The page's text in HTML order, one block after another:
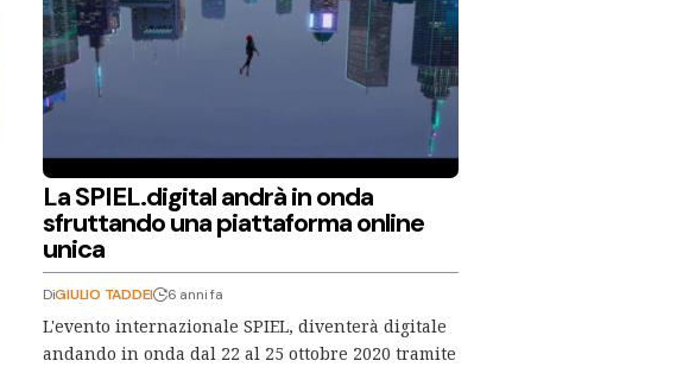
La SPIEL.digital andrà in onda
sfruttando una piattaforma online
unica
DiGIULIO TADDEI 6 anni fa
L'evento internazionale SPIEL, diventerà digitale
andando in onda dal 22 al 25 ottobre 2020 tramite